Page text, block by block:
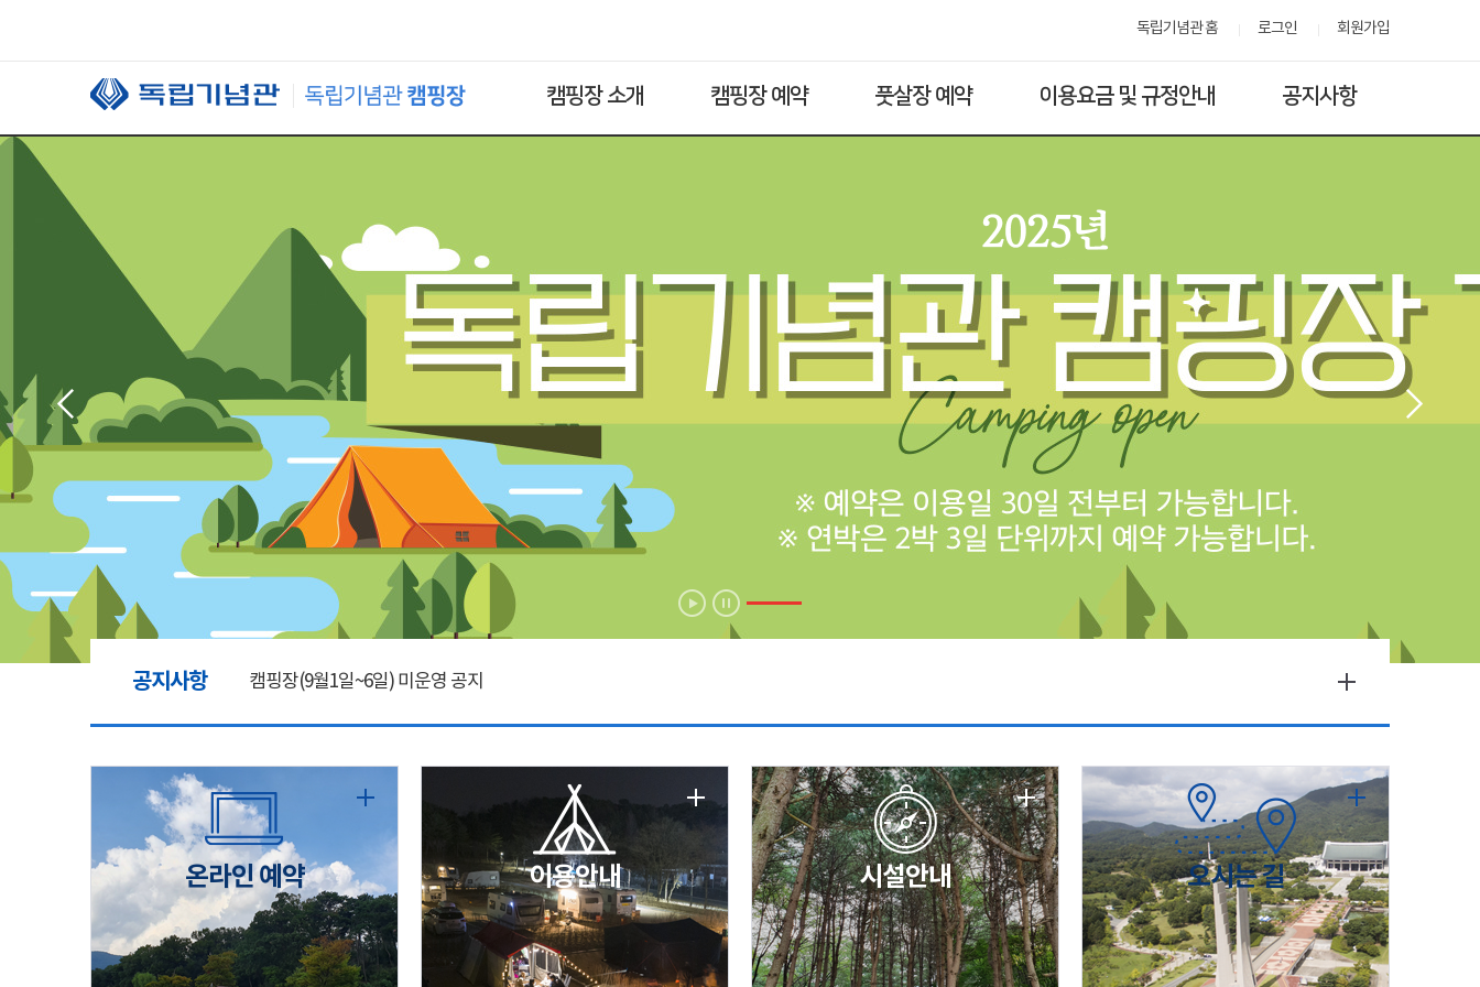
독립기념관 홈 로그인 회원가입
캠핑장 소개 캠핑장 예약 풋살장 예약 이용요금 및 규정안내 공지사항
공지사항 캠핑장(9월1일~6일) 미운영 공지
[6/1]전산시스템 점검 및 안정화에 따른 서비스 이용 제한 안내
2026년 5월 캠핑장 안점 점검의 날 변경 안내
캠핑장(9월1일~6일) 미운영 공지
온라인 예약 이용안내 시설안내 오시는 길